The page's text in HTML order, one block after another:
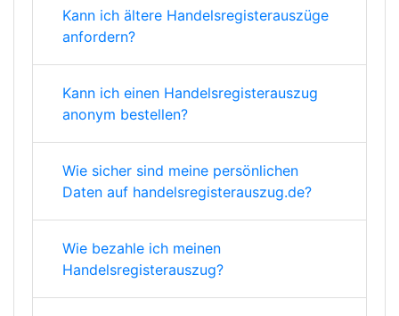
Kann ich ältere Handelsregisterauszüge
anfordern?
Kann ich einen Handelsregisterauszug
anonym bestellen?
Wie sicher sind meine persönlichen
Daten auf handelsregisterauszug.de?
Wie bezahle ich meinen
Handelsregisterauszug?